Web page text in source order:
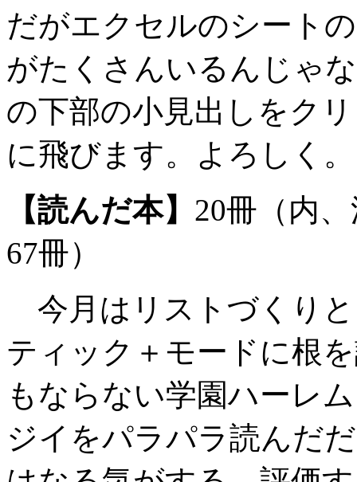
だがエクセルのシート
がたくさんいるんじゃ
の下部の小見出しをク
に飛びます。よろしく。
【読んだ本】 20冊（内
67冊）
今月はリストづくり
ティック＋モードに根
もならない学園ハーレ
ジイをパラパラ読んだ